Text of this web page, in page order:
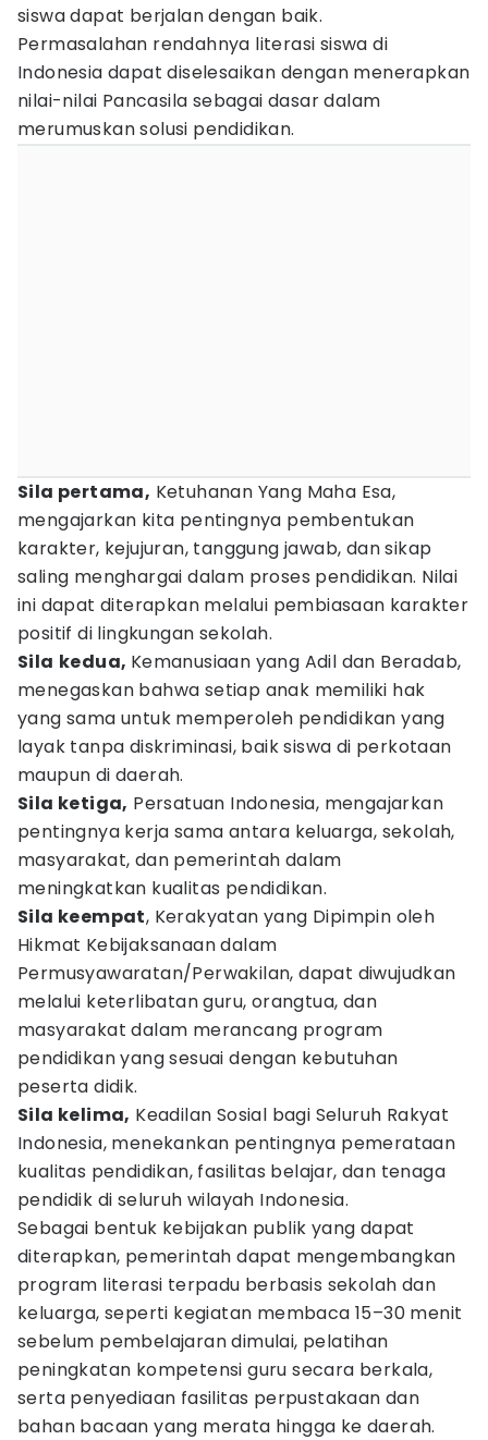
siswa dapat berjalan dengan baik.
Permasalahan rendahnya literasi siswa di
Indonesia dapat diselesaikan dengan menerapkan
nilai-nilai Pancasila sebagai dasar dalam
merumuskan solusi pendidikan.
Sila pertama, Ketuhanan Yang Maha Esa,
mengajarkan kita pentingnya pembentukan
karakter, kejujuran, tanggung jawab, dan sikap
saling menghargai dalam proses pendidikan. Nilai
ini dapat diterapkan melalui pembiasaan karakter
positif di lingkungan sekolah.
Sila kedua, Kemanusiaan yang Adil dan Beradab,
menegaskan bahwa setiap anak memiliki hak
yang sama untuk memperoleh pendidikan yang
layak tanpa diskriminasi, baik siswa di perkotaan
maupun di daerah.
Sila ketiga, Persatuan Indonesia, mengajarkan
pentingnya kerja sama antara keluarga, sekolah,
masyarakat, dan pemerintah dalam
meningkatkan kualitas pendidikan.
Sila keempat, Kerakyatan yang Dipimpin oleh
Hikmat Kebijaksanaan dalam
Permusyawaratan/Perwakilan, dapat diwujudkan
melalui keterlibatan guru, orangtua, dan
masyarakat dalam merancang program
pendidikan yang sesuai dengan kebutuhan
peserta didik.
Sila kelima, Keadilan Sosial bagi Seluruh Rakyat
Indonesia, menekankan pentingnya pemerataan
kualitas pendidikan, fasilitas belajar, dan tenaga
pendidik di seluruh wilayah Indonesia.
Sebagai bentuk kebijakan publik yang dapat
diterapkan, pemerintah dapat mengembangkan
program literasi terpadu berbasis sekolah dan
keluarga, seperti kegiatan membaca 15–30 menit
sebelum pembelajaran dimulai, pelatihan
peningkatan kompetensi guru secara berkala,
serta penyediaan fasilitas perpustakaan dan
bahan bacaan yang merata hingga ke daerah.